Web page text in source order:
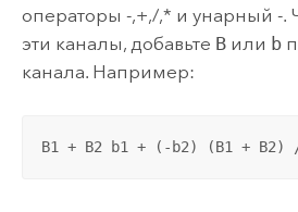
операторы -,+,/,* и унарный -.
эти каналы, добавьте Bили b
канала. Например:
B1 + B2 b1 + (-b2) (B1 + B2)